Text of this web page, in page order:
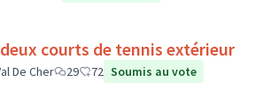
courts de tennis extérieur
De Cher 29 72 Soumis au vote